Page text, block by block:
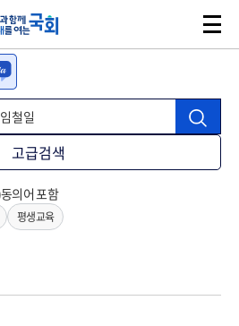
고급검색
동의어 포함
평생교육